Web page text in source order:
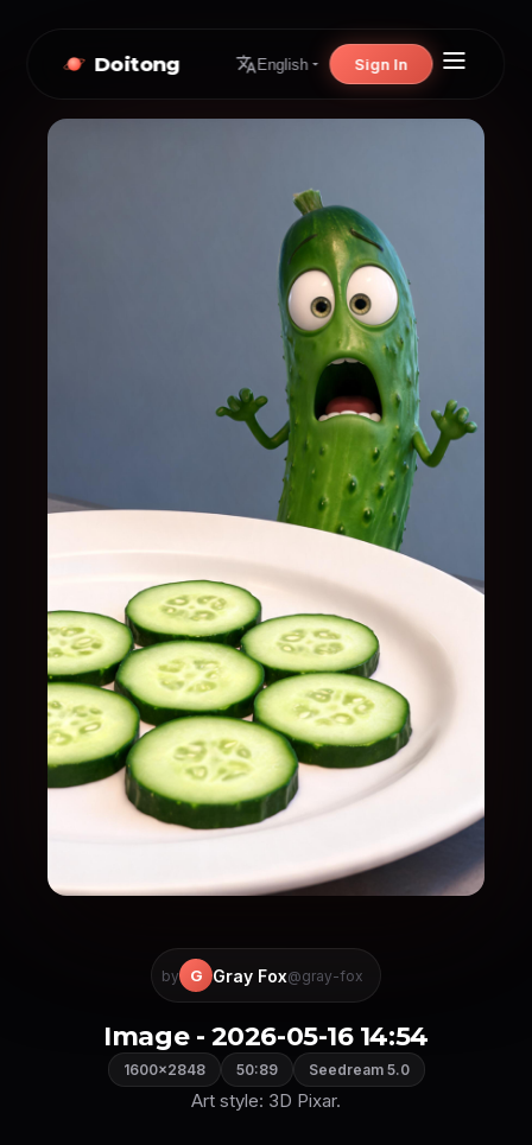
Doitong English Sign In
by G Gray Fox@gray-fox
Image - 2026-05-16 14:54
1600×2848 50:89 Seedream 5.0
Art style: 3D Pixar.